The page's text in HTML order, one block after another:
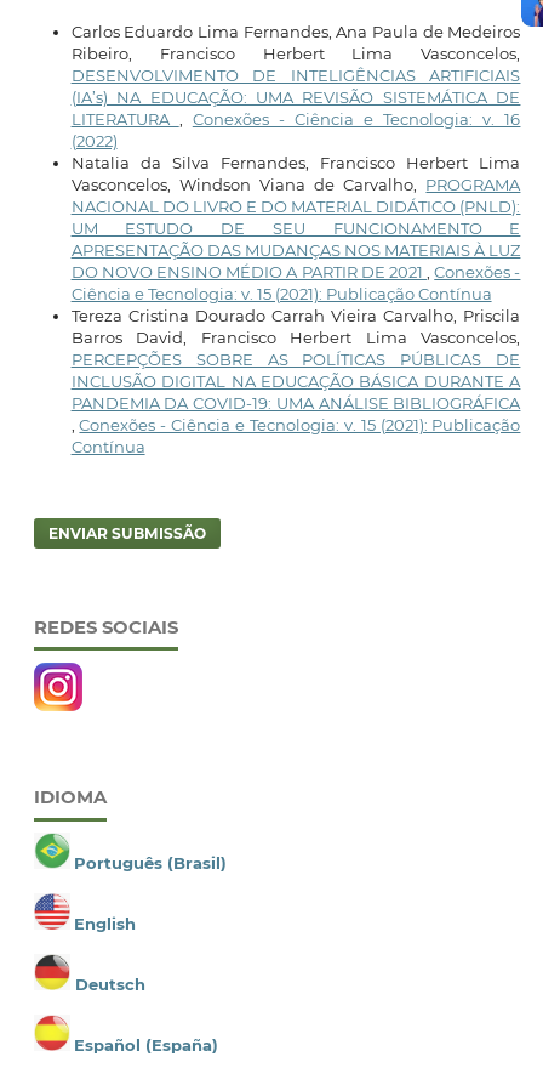
Carlos Eduardo Lima Fernandes, Ana Paula de Medeiros
Ribeiro, Francisco Herbert Lima Vasconcelos,
DESENVOLVIMENTO DE INTELIGÊNCIAS ARTIFICIAIS
(IA’s) NA EDUCAÇÃO: UMA REVISÃO SISTEMÁTICA DE
LITERATURA
Conexões - Ciência e Tecnologia: v. 16
(2022)
Natalia da Silva Fernandes, Francisco Herbert Lima
Vasconcelos, Windson Viana de Carvalho, PROGRAMA
NACIONAL DO LIVRO E DO MATERIAL DIDÁTICO (PNLD):
UM ESTUDO DE SEU FUNCIONAMENTO E
APRESENTAÇÃO DAS MUDANÇAS NOS MATERIAIS À LUZ
DO NOVO ENSINO MÉDIO A PARTIR DE 2021
,Conexões -
Ciência e Tecnologia: v. 15 (2021): Publicação Contínua
Tereza Cristina Dourado Carrah Vieira Carvalho, Priscila
Barros David, Francisco Herbert Lima Vasconcelos,
PERCEPÇÕES SOBRE AS POLÍTICAS PÚBLICAS DE
INCLUSÃO DIGITAL NA EDUCAÇÃO BÁSICA DURANTE A
PANDEMIA DA COVID-19: UMA ANÁLISE BIBLIOGRÁFICA
,Conexões - Ciência e Tecnologia: v. 15 (2021): Publicação
Contínua
ENVIAR SUBMISSÃO
REDES SOCIAIS
IDIOMA
Português (Brasil)
English
Deutsch
Español (España)